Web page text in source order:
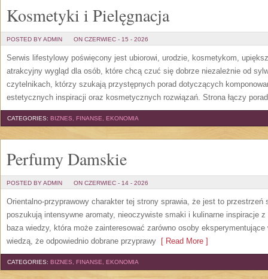
Kosmetyki i Pielęgnacja
POSTED BY ADMIN ON CZERWIEC - 15 - 2026
Serwis lifestylowy poświęcony jest ubiorowi, urodzie, kosmetykom,
atrakcyjny wygląd dla osób, które chcą czuć się dobrze niezależnie od
czytelnikach, którzy szukają przystępnych porad dotyczących
estetycznych inspiracji oraz kosmetycznych rozwiązań. Strona łączy
CATEGORIES: BIZNES, FINANSE, EKONOMIA
Perfumy Damskie
POSTED BY ADMIN ON CZERWIEC - 14 - 2026
Orientalno-przyprawowy charakter tej strony sprawia, że jest to
poszukują intensywne aromaty, nieoczywiste smaki i kulinarne inspiracje
baza wiedzy, która może zainteresować zarówno osoby
wiedzą, że odpowiednio dobrane przyprawy [ Read More ]
CATEGORIES: BIZNES, FINANSE, EKONOMIA